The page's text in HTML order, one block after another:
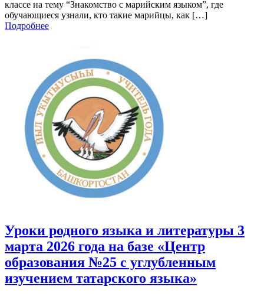
классе на тему “Знакомство с марийским языком”, где
обучающиеся узнали, кто такие марийцы, как […]
Подробнее
Уроки родного языка и литературы 3
марта 2026 года на базе «Центр
образования №25 с углубленным
изучением татарского языка»